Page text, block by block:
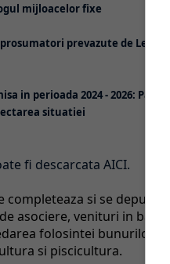
mijloacelor fixe
prevazute de Legea
in perioada 2024 - 2026: Pasii
situatiei
fi descarcata AICI.
completeaza si se depune
asociere, venituri in
folosintei bunurilor,
si piscicultura.